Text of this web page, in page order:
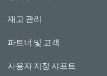
재고 관리
파트너 및 고객
사용자 지정 샤프트